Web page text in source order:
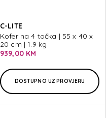
C-LITE
Kofer na 4 točka | 55 x 40 x
20 cm | 1.9 kg
939,00 KM
DOSTUPNO UZ PROVJERU